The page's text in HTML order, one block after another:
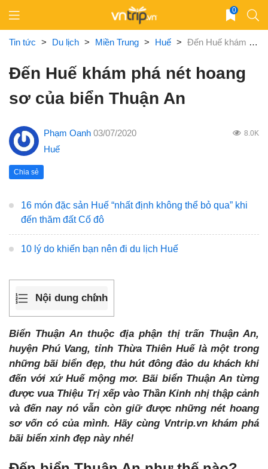
content
0
Tin tức > Du lịch > Miền Trung > Huế > Đến Huế khám phá nét hoang sơ của biển Thuận An
Đến Huế khám phá nét hoang
sơ của biển Thuận An
Phạm Oanh 03/07/2020 8.0K
Huế
Chia sẻ
16 món đặc sản Huế “nhất định không thể bỏ qua” khi
đến thăm đất Cố đô
10 lý do khiến bạn nên đi du lịch Huế
Nội dung chính
Biển Thuận An thuộc địa phận thị trấn Thuận An,
huyện Phú Vang, tỉnh Thừa Thiên Huế là một trong
những bãi biển đẹp, thu hút đông đảo du khách khi
đến với xứ Huế mộng mơ. Bãi biển Thuận An từng
được vua Thiệu Trị xếp vào Thần Kinh nhị thập cảnh
và đến nay nó vẫn còn giữ được những nét hoang
sơ vốn có của mình. Hãy cùng Vntrip.vn khám phá
bãi biển xinh đẹp này nhé!